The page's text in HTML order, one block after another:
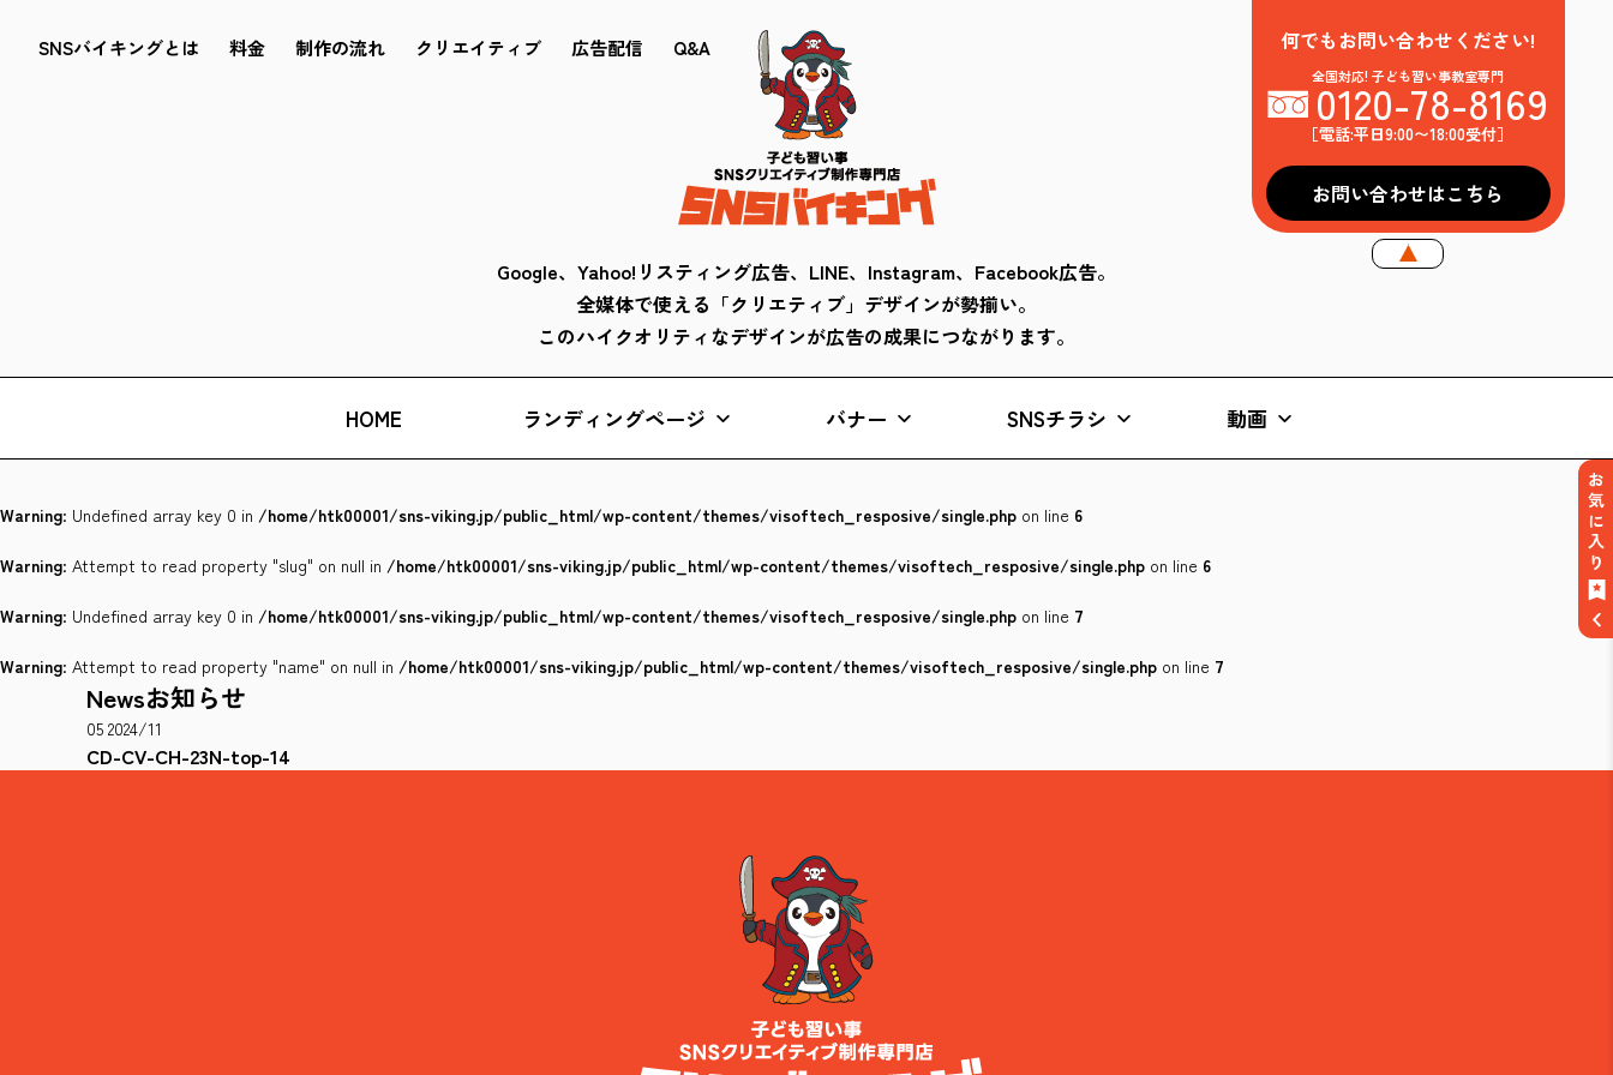
Google、Yahoo!リスティング広告、LINE、Instagram、Facebook広告。
全媒体で使える「クリエティブ」デザインが勢揃い。
このハイクオリティなデザインが広告の成果につながります。
SNSバイキングとは 料金 制作の流れ クリエイティブ 広告配信 Q&A 何でもお問い合わせください!
全国対応! 子ども習い事教室専門
0120-78-8169
［電話:平日9:00〜18:00受付］
お問い合わせはこちら
HOME ランディングページ バナー SNSチラシ 動画
Warning: Undefined array key 0 in /home/htk00001/sns-viking.jp/public_html/wp-content/themes/visoftech_resposive/single.php on line 6
Warning: Attempt to read property "slug" on null in /home/htk00001/sns-viking.jp/public_html/wp-content/themes/visoftech_resposive/single.php on line 6
Warning: Undefined array key 0 in /home/htk00001/sns-viking.jp/public_html/wp-content/themes/visoftech_resposive/single.php on line 7
Warning: Attempt to read property "name" on null in /home/htk00001/sns-viking.jp/public_html/wp-content/themes/visoftech_resposive/single.php on line 7
Newsお知らせ
05 2024/11
CD-CV-CH-23N-top-14
お気に入り